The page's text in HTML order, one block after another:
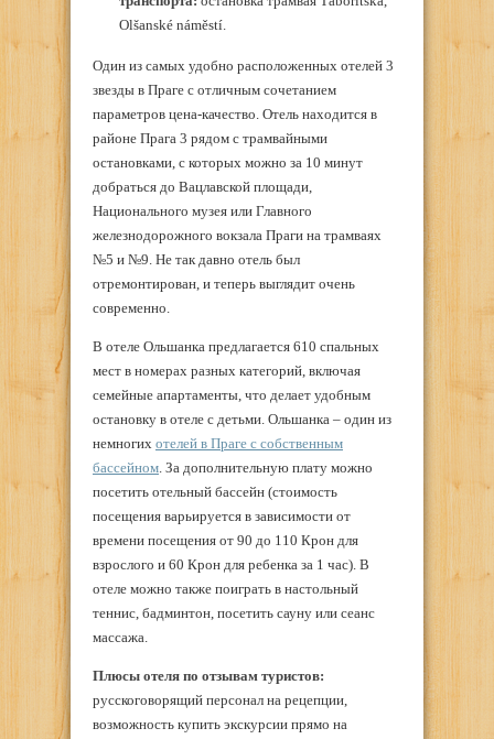
Olšanské náměstí.
Один из самых удобно расположенных отелей 3
звезды в Праге с отличным сочетанием
параметров цена-качество. Отель находится в
районе Прага 3 рядом с трамвайными
остановками, с которых можно за 10 минут
добраться до Вацлавской площади,
Национального музея или Главного
железнодорожного вокзала Праги на трамваях
№5 и №9. Не так давно отель был
отремонтирован, и теперь выглядит очень
современно.
В отеле Ольшанка предлагается 610 спальных
мест в номерах разных категорий, включая
семейные апартаменты, что делает удобным
остановку в отеле с детьми. Ольшанка – один из
немногих отелей в Праге с собственным
бассейном. За дополнительную плату можно
посетить отельный бассейн (стоимость
посещения варьируется в зависимости от
времени посещения от 90 до 110 Крон для
взрослого и 60 Крон для ребенка за 1 час). В
отеле можно также поиграть в настольный
теннис, бадминтон, посетить сауну или сеанс
массажа.
Плюсы отеля по отзывам туристов:
русскоговорящий персонал на рецепции,
возможность купить экскурсии прямо на